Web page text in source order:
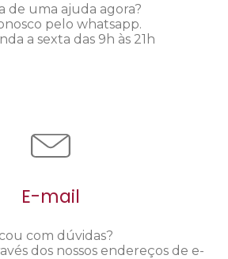
de uma ajuda agora?
pelo whatsapp.
a sexta das 9h às 21h
E-mail
com dúvidas?
dos nossos endereços de e-